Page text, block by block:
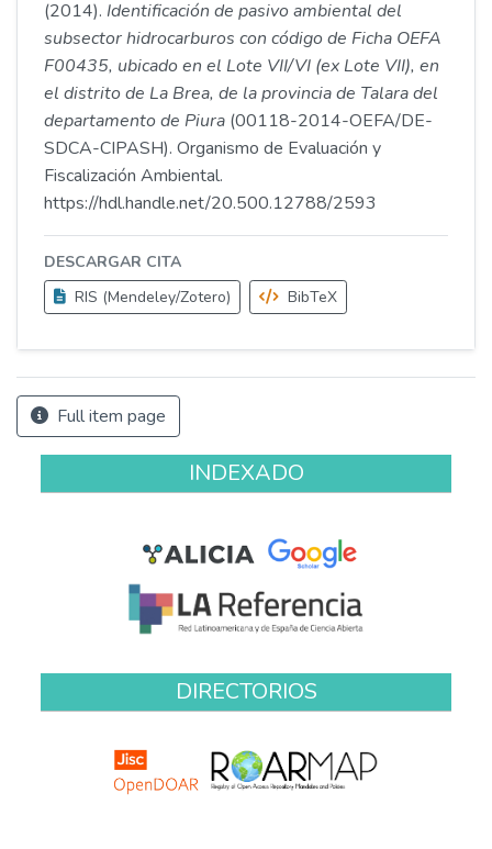
(2014). Identificación de pasivo ambiental del
subsector hidrocarburos con código de Ficha OEFA
F00435, ubicado en el Lote VII/VI (ex Lote VII), en
el distrito de La Brea, de la provincia de Talara del
departamento de Piura (00118-2014-OEFA/DE-
SDCA-CIPASH). Organismo de Evaluación y
Fiscalización Ambiental.
https://hdl.handle.net/20.500.12788/2593
DESCARGAR CITA
RIS (Mendeley/Zotero)
BibTeX
Full item page
INDEXADO
DIRECTORIOS